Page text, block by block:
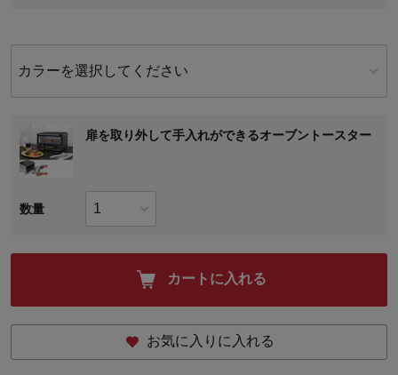
カラーを選択してください
扉を取り外して手入れができるオーブントースター
数量
カートに入れる
お気に入りに入れる